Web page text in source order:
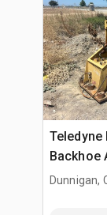
Teledyne
Backhoe
Dunnigan,